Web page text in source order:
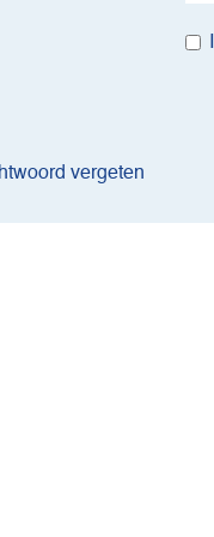
vergeten